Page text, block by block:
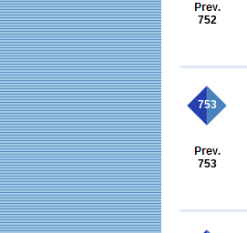
752
753
753